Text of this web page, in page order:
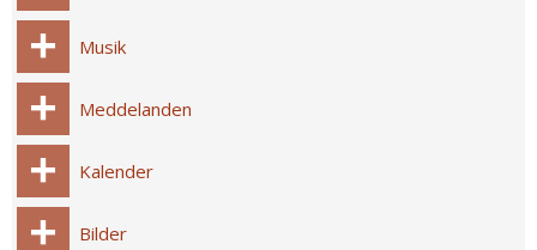
Musik
Meddelanden
Kalender
Bilder